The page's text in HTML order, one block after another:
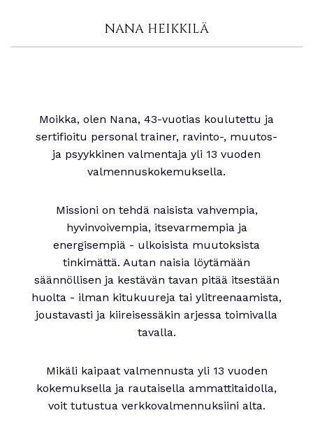
NANA HEIKKILÄ
Moikka, olen Nana, 43-vuotias koulutettu ja
sertifioitu personal trainer, ravinto-, muutos-
ja psyykkinen valmentaja yli 13 vuoden
valmennuskokemuksella.
Missioni on tehdä naisista vahvempia,
hyvinvoivempia, itsevarmempia ja
energisempiä - ulkoisista muutoksista
tinkimättä. Autan naisia löytämään
säännöllisen ja kestävän tavan pitää itsestään
huolta - ilman kitukuureja tai ylitreenaamista,
joustavasti ja kiireisessäkin arjessa toimivalla
tavalla.
Mikäli kaipaat valmennusta yli 13 vuoden
kokemuksella ja rautaisella ammattitaidolla,
voit tutustua verkkovalmennuksiini alta.